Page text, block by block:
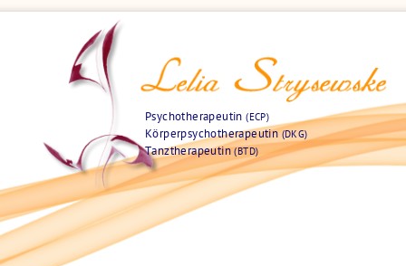
Psychotherapeutin(ECP)
Körperpsychotherapeutin(DKG)
Tanztherapeutin(BTD)